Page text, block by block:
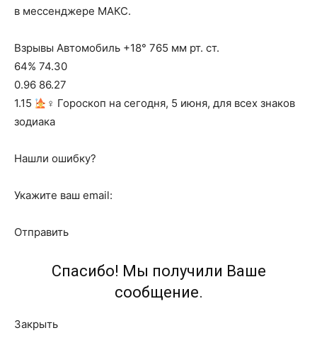
в мессенджере МАКС.
Взрывы Автомобиль +18° 765 мм рт. ст.
64% 74.30
0.96 86.27
1.15
‍♀ Гороскоп на сегодня, 5 июня, для всех знаков
зодиака
Нашли ошибку?
Укажите ваш email:
Отправить
Спасибо! Мы получили Ваше
сообщение.
Закрыть